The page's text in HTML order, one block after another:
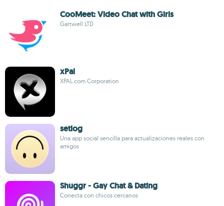
CooMeet: Video Chat with Girls
Gartwell LTD
xPal
XPAL.com Corporation
setlog
Una app social sencilla para actualizaciones reales con
amigos
Shuggr - Gay Chat & Dating
Conecta con chicos cercanos